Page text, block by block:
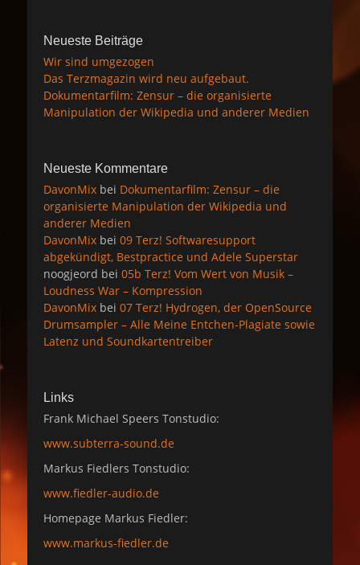
Neueste Beiträge
Wir sind umgezogen
Das Terzmagazin wird neu aufgebaut.
Dokumentarfilm: Zensur – die organisierte
Manipulation der Wikipedia und anderer Medien
Neueste Kommentare
DavonMix bei Dokumentarfilm: Zensur – die
organisierte Manipulation der Wikipedia und
anderer Medien
DavonMix bei 09 Terz! Softwaresupport
abgekündigt, Bestpractice und Adele Superstar
noogjeord bei 05b Terz! Vom Wert von Musik –
Loudness War – Kompression
DavonMix bei 07 Terz! Hydrogen, der OpenSource
Drumsampler – Alle Meine Entchen-Plagiate sowie
Latenz und Soundkartentreiber
Links
Frank Michael Speers Tonstudio:
www.subterra-sound.de
Markus Fiedlers Tonstudio:
www.fiedler-audio.de
Homepage Markus Fiedler:
www.markus-fiedler.de